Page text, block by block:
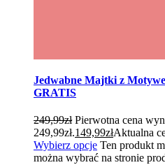
Jedwabne Majtki z
GRATIS
249,99zł Pierwotna cena
249,99zł.149,99złAktualna
Wybierz opcje Ten produkt
można wybrać na stronie